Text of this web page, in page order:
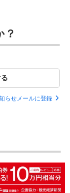
？
らせメールに登録